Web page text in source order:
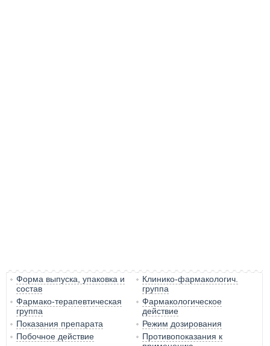
Форма выпуска, упаковка и
состав
Клинико-фармакологич.
группа
Фармако-терапевтическая
группа
Фармакологическое
действие
Показания препарата
Режим дозирования
Побочное действие
Противопоказания к